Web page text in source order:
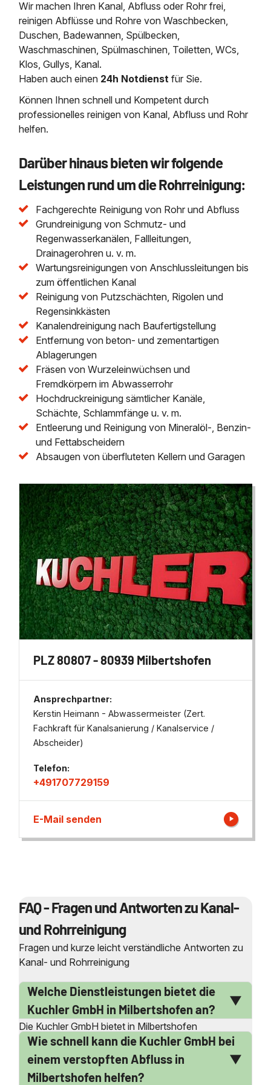
Wir machen Ihren Kanal, Abfluss oder Rohr frei,
reinigen Abflüsse und Rohre von Waschbecken,
Duschen, Badewannen, Spülbecken,
Waschmaschinen, Spülmaschinen, Toiletten, WCs,
Klos, Gullys, Kanal.
Haben auch einen 24h Notdienst für Sie.
Können Ihnen schnell und Kompetent durch
professionelles reinigen von Kanal, Abfluss und Rohr
helfen.
Darüber hinaus bieten wir folgende
Leistungen rund um die Rohrreinigung:
Fachgerechte Reinigung von Rohr und Abfluss
Grundreinigung von Schmutz- und
Regenwasserkanälen, Fallleitungen,
Drainagerohren u. v. m.
Wartungsreinigungen von Anschlussleitungen bis
zum öffentlichen Kanal
Reinigung von Putzschächten, Rigolen und
Regensinkkästen
Kanalendreinigung nach Baufertigstellung
Entfernung von beton- und zementartigen
Ablagerungen
Fräsen von Wurzeleinwüchsen und
Fremdkörpern im Abwasserrohr
Hochdruckreinigung sämtlicher Kanäle,
Schächte, Schlammfänge u. v. m.
Entleerung und Reinigung von Mineralöl-, Benzin-
und Fettabscheidern
Absaugen von überfluteten Kellern und Garagen
PLZ 80807 - 80939 Milbertshofen
Ansprechpartner:
Kerstin Heimann - Abwassermeister (Zert.
Fachkraft für Kanalsanierung / Kanalservice /
Abscheider)
Telefon:
+491707729159
E-Mail senden
FAQ - Fragen und Antworten zu Kanal-
und Rohrreinigung
Fragen und kurze leicht verständliche Antworten zu
Kanal- und Rohrreinigung
Welche Dienstleistungen bietet die
Kuchler GmbH in Milbertshofen an?
Die Kuchler GmbH bietet in Milbertshofen
umfassende Dienstleistungen rund um die Rohr- und
Kanalreinigung an. Dazu gehören die Reinigung von
Abwasserleitungen in Bad, Küche und Keller sowie
Wie schnell kann die Kuchler GmbH bei
einem verstopften Abfluss in
Milbertshofen helfen?